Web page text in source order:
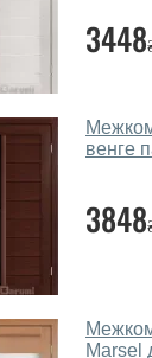
3448
венге
3848
Marsel